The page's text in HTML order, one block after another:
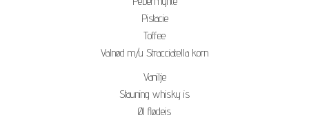
Pistacie
Toffee
Valnød m/u Stracciatella korn
Vanilje
Stauning whisky is
Øl flødeis